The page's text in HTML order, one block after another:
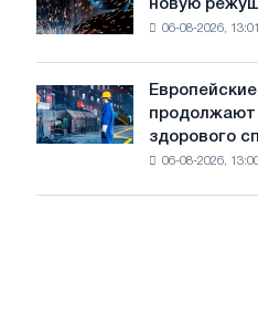
на
летнее
замедление
роста
цен
accelis
в
новую
режущую
машину
новую
06-08-2026, 13:01
Европейские
цены
на
продолжают
здорового
06-08-2026,